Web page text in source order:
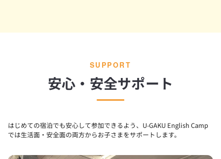
SUPPORT
安心・安全サポート
はじめての宿泊でも安心して参加できるよう、 U-GAKU English Camp
では生活面・安全面の両方からお子さまをサポートします。